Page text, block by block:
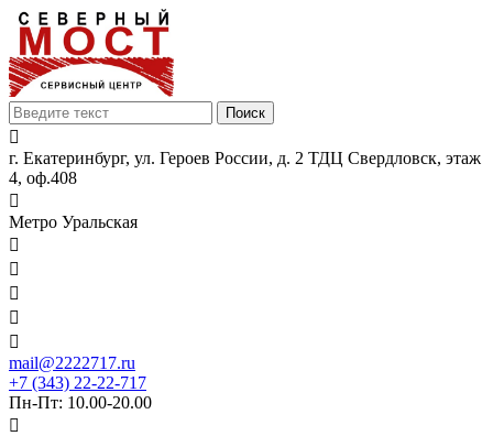

г. Екатеринбург, ул. Героев России, д. 2 ТДЦ Свердловск, этаж
4, оф.408

Метро Уральская





mail@2222717.ru
+7 (343) 22-22-717
Пн-Пт: 10.00-20.00
